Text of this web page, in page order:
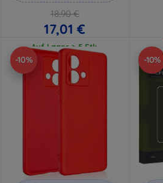
18,90 €
17,01 €
Auf Lager > 5 Stk.
-10% -10%